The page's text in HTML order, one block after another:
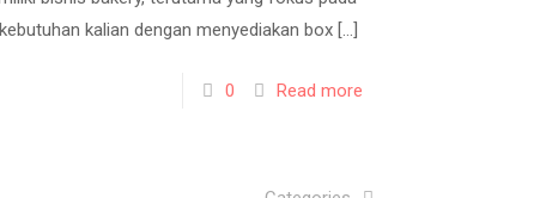
kalian dengan menyediakan box[…]
0 Read more